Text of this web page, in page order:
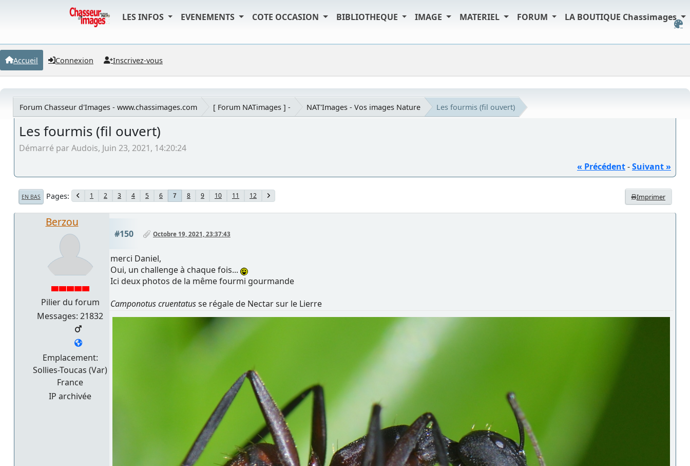
LES INFOS EVENEMENTS COTE OCCASION BIBLIOTHEQUE IMAGE MATERIEL FORUM LA BOUTIQUE Chassimages
Accueil Connexion Inscrivez-vous
Forum Chasseur d'Images - www.chassimages.com [ Forum NATimages ] - NAT'Images - Vos images Nature Les fourmis (fil ouvert)
Les fourmis (fil ouvert)
Démarré par Audois, Juin 23, 2021, 14:20:24
« Précédent-Suivant »
Imprimer
EN BAS Pages 1 2 3 4 5 6 7 8 9 10 11 12
Berzou
Pilier du forum
Messages: 21832
Emplacement:
Sollies-Toucas (Var)
France
IP archivée
#150 Octobre 19, 2021, 23:37:43
merci Daniel,
Oui, un challenge à chaque fois...
Ici deux photos de la même fourmi gourmande
Camponotus cruentatusse régale de Nectar sur le Lierre